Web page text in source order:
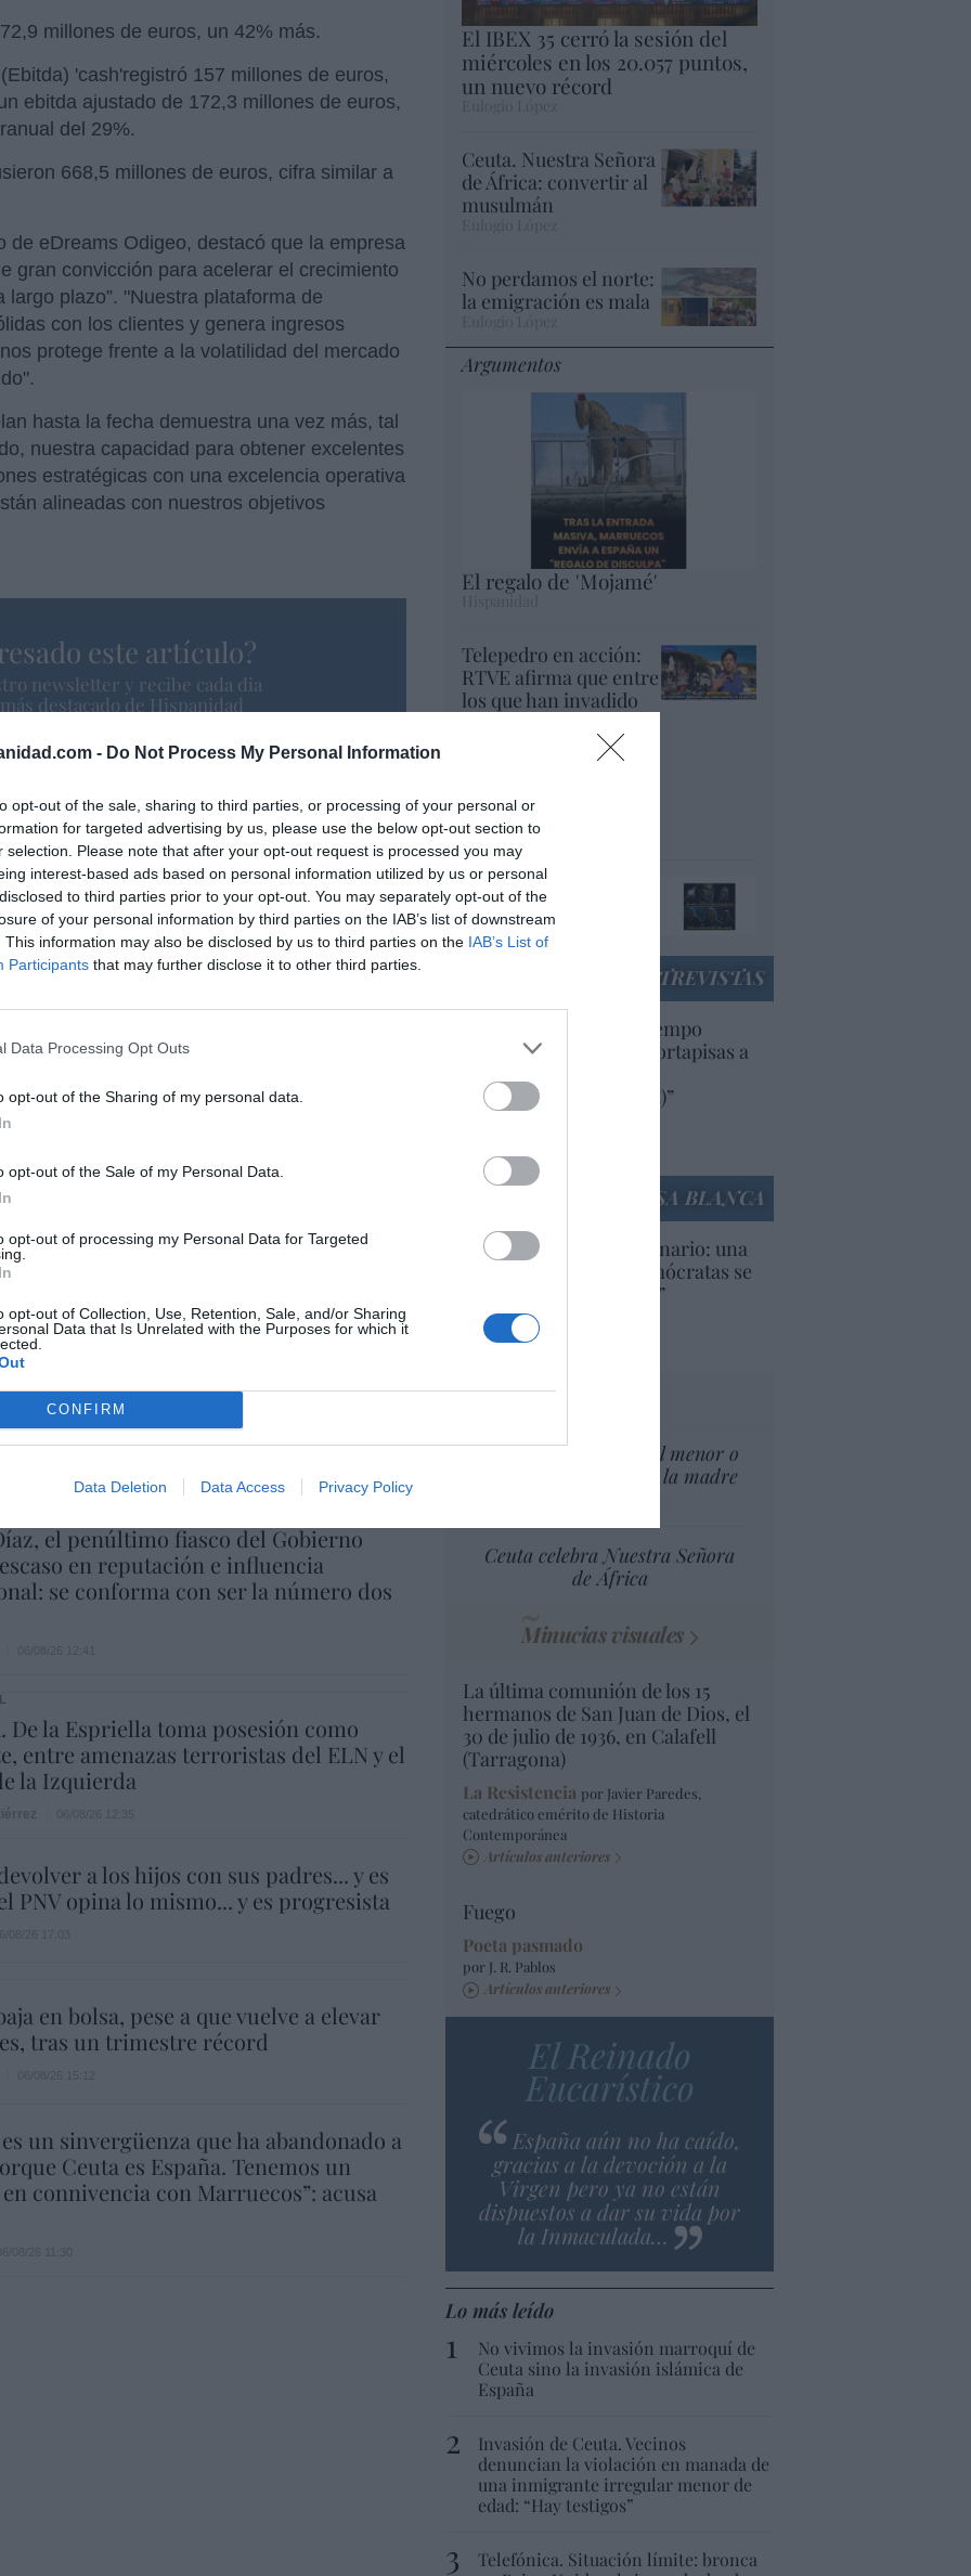
- Do Not Process My Personal Information
opt-out of the sale, sharing to third parties, or processing of your personal or
for targeted advertising by us, please use the below opt-out section to
selection. Please note that after your opt-out request is processed you may
interest-based ads based on personal information utilized by us or personal
to third parties prior to your opt-out. You may separately opt-out of the
of your personal information by third parties on the IAB’s list of downstream
This information may also be disclosed by us to third parties on the IAB’s List of
Participants that may further disclose it to other third parties.
Data Processing Opt Outs
opt-out of the Sharing of my personal data.
opt-out of the Sale of my Personal Data.
opt-out of processing my Personal Data for Targeted
opt-out of Collection, Use, Retention, Sale, and/or Sharing
Data that Is Unrelated with the Purposes for which it
CONFIRM
Data Deletion Data Access Privacy Policy
millones de euros, un 42% más.
'cash'registró 157 millones de euros,
ebitda ajustado de 172,3 millones de euros,
del 29%.
668,5 millones de euros, cifra similar a
de eDreams Odigeo, destacó que la empresa
gran convicción para acelerar el crecimiento
plazo”. "Nuestra plataforma de
con los clientes y genera ingresos
protege frente a la volatilidad del mercado
hasta la fecha demuestra una vez más, tal
nuestra capacidad para obtener excelentes
estratégicas con una excelencia operativa
alineadas con nuestros objetivos
este artículo?
newsletter y recibe cada dia
destacado de Hispanidad
legales
Situación límite: bronca en Reino
de deuda en el alero... y Enrique
la Presidencia
06/08/26 16:47
que sus acciones están infravaloradas
recompras
el penúltimo fiasco del Gobierno
en reputación e influencia
se conforma con ser la número dos
De la Espriella toma posesión como
entre amenazas terroristas del ELN y el
la Izquierda
a los hijos con sus padres... y es
PNV opina lo mismo... y es progresista
en bolsa, pese a que vuelve a elevar
tras un trimestre récord
un sinvergüenza que ha abandonado a
Ceuta es España. Tenemos un
connivencia con Marruecos”: acusa
El IBEX 35 cerró la sesión del
miércoles en los 20.057 puntos,
un nuevo récord
Ceuta. Nuestra Señora
de África: convertir al
musulmán
No perdamos el norte:
la emigración es mala
Argumentos
El regalo de 'Mojamé'
Telepedro en acción:
RTVE afirma que entre
los que han invadido
diplomados, que están
por la guerra"
Hispanidad
Cuando el orco llame a
tu puerta, ábresela
Redacción
ENTREVISTAS
“Europa lleva mucho tiempo
poniendo aranceles y cortapisas a
americanas (y europeas)”
LA CASA BLANCA
EEUU. Inquietante escenario: una
tercera parte de los demócratas se
define como “socialista”
por Ignacio Aguirre
Artículos anteriores
Cartas al director
¿El Superior interés el menor o
el superior interés de la madre
Ceuta celebra Nuestra Señora
de África
Minucias visuales
La última comunión de los 15
hermanos de San Juan de Dios, el
30 de julio de 1936, en Calafell
(Tarragona)
La Resistencia por Javier Paredes,
catedrático emérito de Historia
Contemporánea
Artículos anteriores
Fuego
Poeta pasmado
por J. R. Pablos
Artículos anteriores
El Reinado
Eucarístico
España aún no ha caído,
gracias a la devoción a la
Virgen pero ya no están
dispuestos a dar su vida por
la Inmaculada…
Lo más leído
No vivimos la invasión marroquí de
Ceuta sino la invasión islámica de
España
Invasión de Ceuta. Vecinos
denuncian la violación en manada de
una inmigrante irregular menor de
edad: “Hay testigos”
Telefónica. Situación límite: bronca